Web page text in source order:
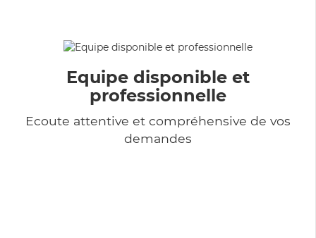
Equipe disponible et
professionnelle
Ecoute attentive et compréhensive de vos
demandes